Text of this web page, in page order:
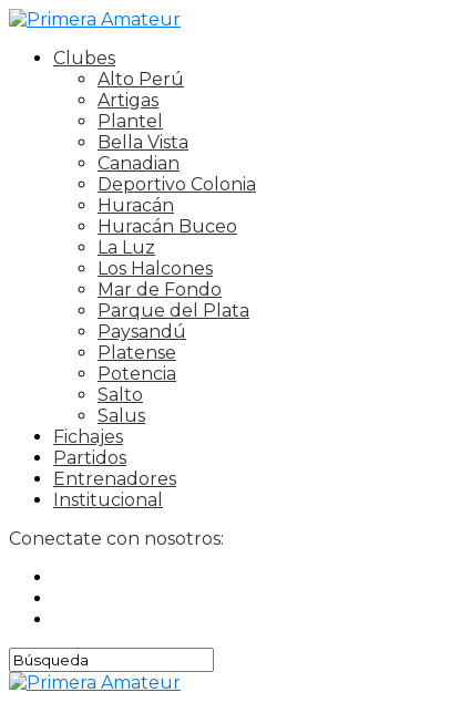
Clubes
Alto Perú
Artigas
Plantel
Bella Vista
Canadian
Deportivo Colonia
Huracán
Huracán Buceo
La Luz
Los Halcones
Mar de Fondo
Parque del Plata
Paysandú
Platense
Potencia
Salto
Salus
Fichajes
Partidos
Entrenadores
Institucional
Conectate con nosotros: